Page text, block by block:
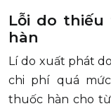
Lỗi do
hàn
Lí do xuất phát
chi phí quá
thuốc hàn cho